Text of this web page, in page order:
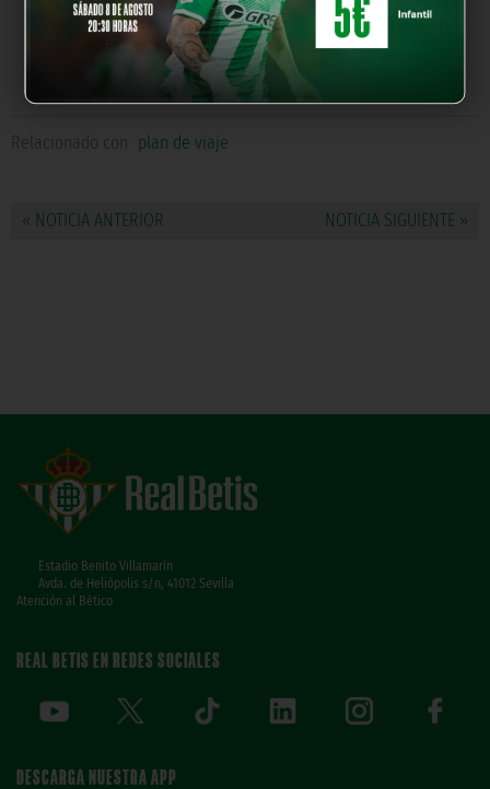
Relacionado con plan de viaje
« NOTICIA ANTERIOR NOTICIA SIGUIENTE »
Estadio Benito Villamarín
Avda. de Heliópolis s/n, 41012 Sevilla
Atención al Bético
REAL BETIS EN REDES SOCIALES
DESCARGA NUESTRA APP